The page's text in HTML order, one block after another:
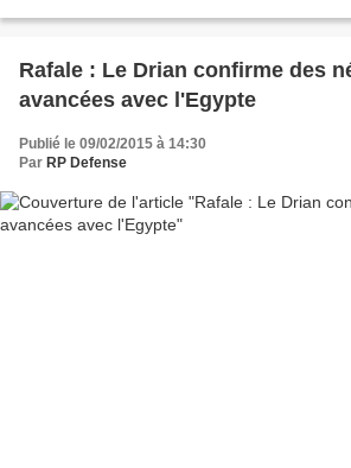
Rafale : Le Drian confirme des
avancées avec l'Egypte
Publié le 09/02/2015 à 14:30
Par RP Defense